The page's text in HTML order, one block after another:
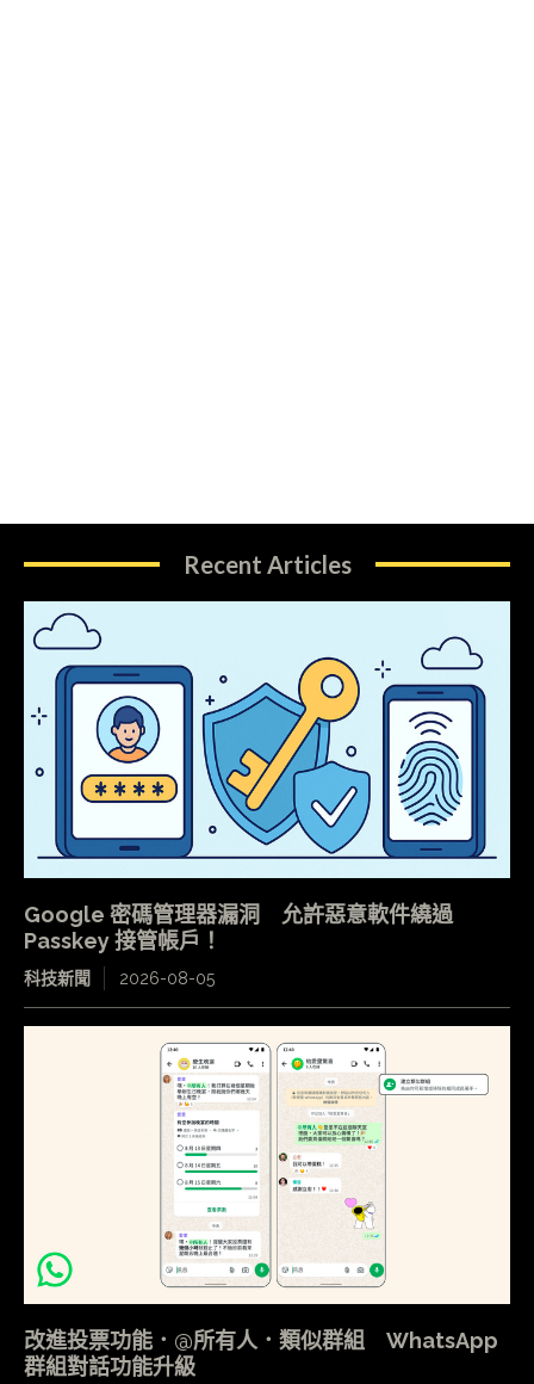
Recent Articles
Google 密碼管理器漏洞 允許惡意軟件繞過
Passkey 接管帳戶！
科技新聞 2026-08-05
改進投票功能．@所有人．類似群組 WhatsApp
群組對話功能升級